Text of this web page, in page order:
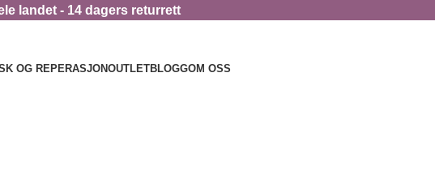
landet - 14 dagers returrett
OG REPERASJONOUTLETBLOGGOM OSS